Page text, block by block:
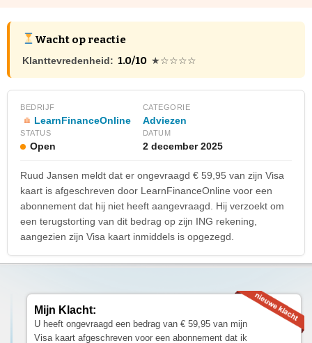
Wacht op reactie
Klanttevredenheid: 1.0/10 ★☆☆☆☆
BEDRIJF
LearnFinanceOnline
CATEGORIE
Adviezen
STATUS
Open
DATUM
2 december 2025
Ruud Jansen meldt dat er ongevraagd € 59,95 van zijn Visa
kaart is afgeschreven door LearnFinanceOnline voor een
abonnement dat hij niet heeft aangevraagd. Hij verzoekt om
een terugstorting van dit bedrag op zijn ING rekening,
aangezien zijn Visa kaart inmiddels is opgezegd.
Mijn Klacht:
U heeft ongevraagd een bedrag van € 59,95 van mijn
Visa kaart afgeschreven voor een abonnement dat ik